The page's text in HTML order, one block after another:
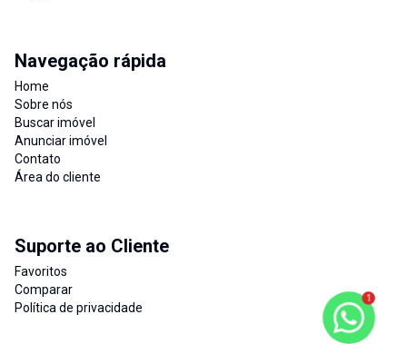
Navegação rápida
Home
Sobre nós
Buscar imóvel
Anunciar imóvel
Contato
Área do cliente
Suporte ao Cliente
Favoritos
Comparar
Política de privacidade
1